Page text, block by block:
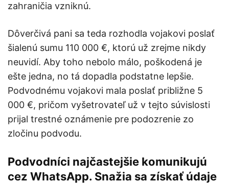
zahraničia vzniknú.
Dôverčivá pani sa teda rozhodla vojakovi poslať
šialenú sumu 110 000 €, ktorú už zrejme nikdy
neuvidí. Aby toho nebolo málo, poškodená je
ešte jedna, no tá dopadla podstatne lepšie.
Podvodnému vojakovi mala poslať približne 5
000 €, pričom vyšetrovateľ už v tejto súvislosti
prijal trestné oznámenie pre podozrenie zo
zločinu podvodu.
Podvodníci najčastejšie komunikujú
cez WhatsApp. Snažia sa získať údaje